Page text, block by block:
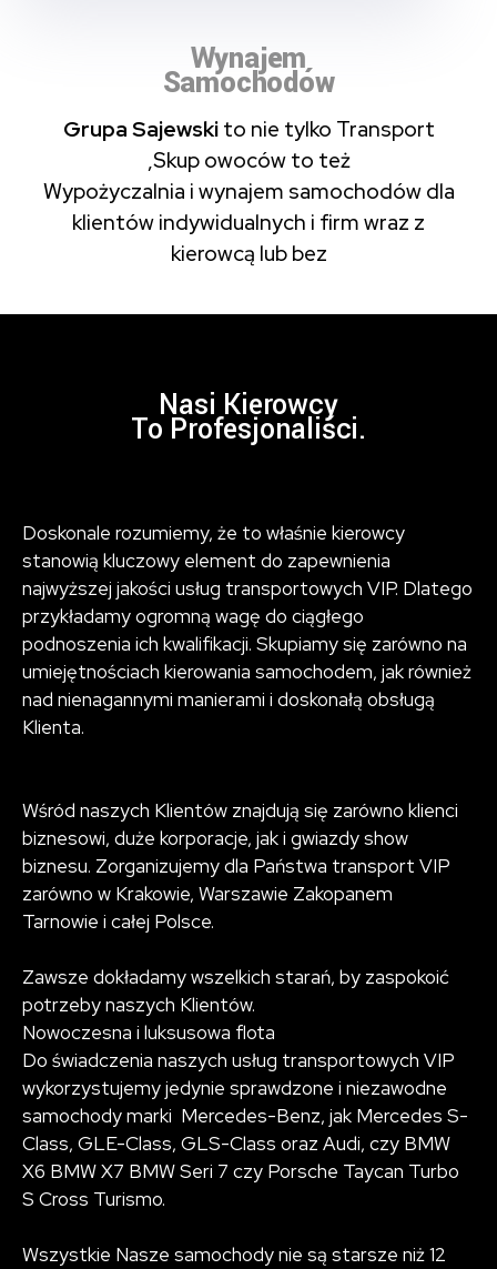
Wynajem
Samochodów
Grupa Sajewskito nie tylko Transport
,Skup owoców to też
Wypożyczalnia i wynajem samochodów dla
klientów indywidualnych i firm wraz z
kierowcą lub bez
Nasi Kierowcy
To Profesjonaliści.
Doskonale rozumiemy, że to właśnie kierowcy
stanowią kluczowy element do zapewnienia
najwyższej jakości usług transportowych VIP. Dlatego
przykładamy ogromną wagę do ciągłego
podnoszenia ich kwalifikacji. Skupiamy się zarówno na
umiejętnościach kierowania samochodem, jak również
nad nienagannymi manierami i doskonałą obsługą
Klienta.
Wśród naszych Klientów znajdują się zarówno klienci
biznesowi, duże korporacje, jak i gwiazdy show
biznesu. Zorganizujemy dla Państwa transport VIP
zarówno w Krakowie, Warszawie Zakopanem
Tarnowie i całej Polsce.
Zawsze dokładamy wszelkich starań, by zaspokoić
potrzeby naszych Klientów.
Nowoczesna i luksusowa flota
Do świadczenia naszych usług transportowych VIP
wykorzystujemy jedynie sprawdzone i niezawodne
samochody marki Mercedes-Benz, jak Mercedes S-
Class, GLE-Class, GLS-Class oraz Audi, czy BMW
X6 BMW X7 BMW Seri 7 czy Porsche Taycan Turbo
S Cross Turismo.
Wszystkie Nasze samochody nie są starsze niż 12